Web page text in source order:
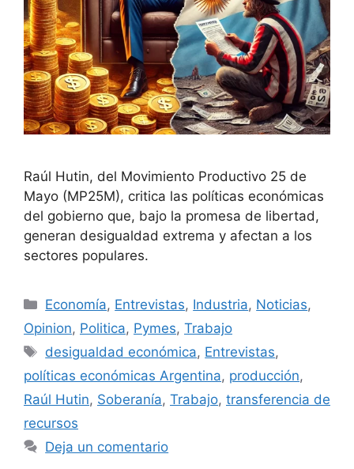
Raúl Hutin, del Movimiento Productivo 25 de
Mayo (MP25M), critica las políticas económicas
del gobierno que, bajo la promesa de libertad,
generan desigualdad extrema y afectan a los
sectores populares.
Economía, Entrevistas, Industria, Noticias,
Opinion, Politica, Pymes, Trabajo
desigualdad económica, Entrevistas,
políticas económicas Argentina, producción,
Raúl Hutin, Soberanía, Trabajo, transferencia de
recursos
Deja un comentario